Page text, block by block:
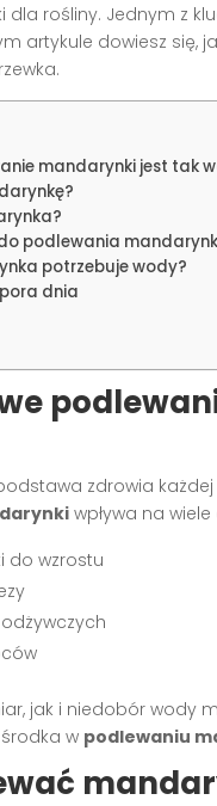
rośliny. Jednym z
artykule dowiesz się,
mandarynki jest tak
podlewania
potrzebuje wody?
dnia
zdrowia
wpływa na
do wzrostu
jak i niedobór wody
w podlewaniu